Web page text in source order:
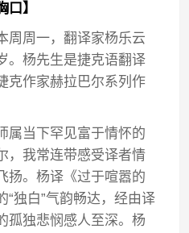
口】
周周一，翻译家杨乐云
。杨先生是捷克语翻译
克作家赫拉巴尔系列作
属当下罕见富于情怀的
，我常连带感受译者情
扬。杨译《过于喧嚣的
“独白”气韵畅达，经由译
孤独悲悯感人至深。杨